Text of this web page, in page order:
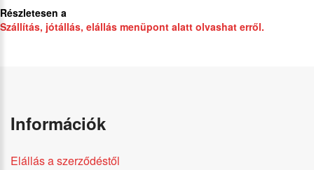
Részletesen a
Szállítás, jótállás, elállás menüpont alatt olvashat erről.
Információk
Elállás a szerződéstől